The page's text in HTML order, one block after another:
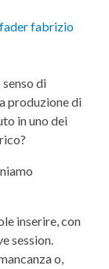
di
produzione di
in uno dei
inserire, con
session.
o,